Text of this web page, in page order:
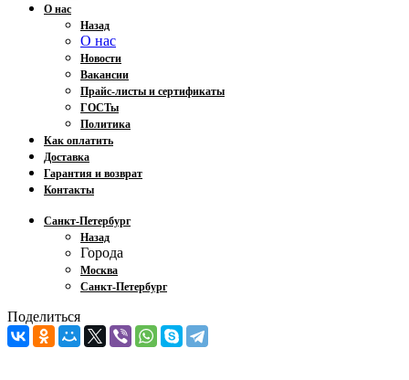
О нас
Назад
О нас
Новости
Вакансии
Прайс-листы и сертификаты
ГОСТы
Политика
Как оплатить
Доставка
Гарантия и возврат
Контакты
Санкт-Петербург
Назад
Города
Москва
Санкт-Петербург
Поделиться